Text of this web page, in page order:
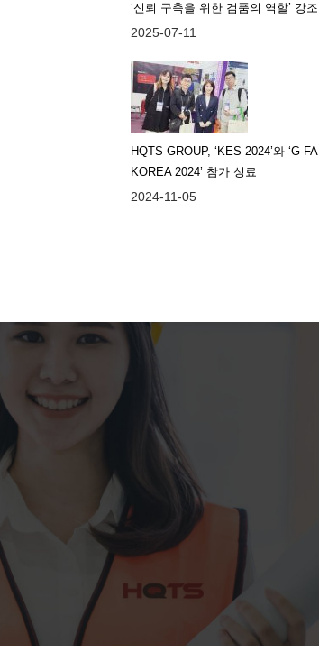
‘신뢰 구축을 위한 검품의 역할’ 강조
2025-07-11
HQTS GROUP, ‘KES 2024’와 ‘G-
KOREA 2024’ 참가 성료
2024-11-05